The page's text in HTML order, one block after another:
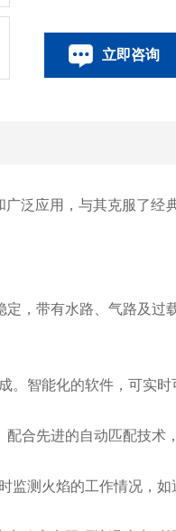
立即咨询
广泛应用，与其克服了经
，带有水路、气路及过
智能化的软件，可实时
合先进的自动匹配技术
测火焰的工作情况，如